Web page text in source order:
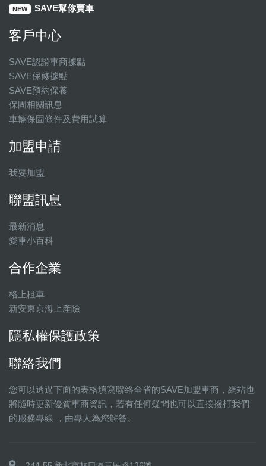
NEW SAVE幫你賣車
客戶中心
SAVE認證車商據點
SAVE保修據點
SAVE預約保養
保固相關訊息
車輛保固條件及費用試算
加盟申請
我要加盟
聯盟訊息
最新消息
愛車小百科
合作企業
格上租車
新安東京海上產險
隱私權保護政策
聯絡我們
您可以透過下面的表格填寫聯絡全省的SAVE加盟車商，網站也
將隨時更新優質車商資訊，若有任何疑問也可以直接撥打我們
的服務專線 ，由專人為您解答。